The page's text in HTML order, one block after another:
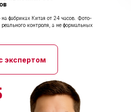
фабриках Китая от 24 часов. Фото-
реального контроля, а не формальных
экспертом
и
Выкупим и
от фабрики в
Наши